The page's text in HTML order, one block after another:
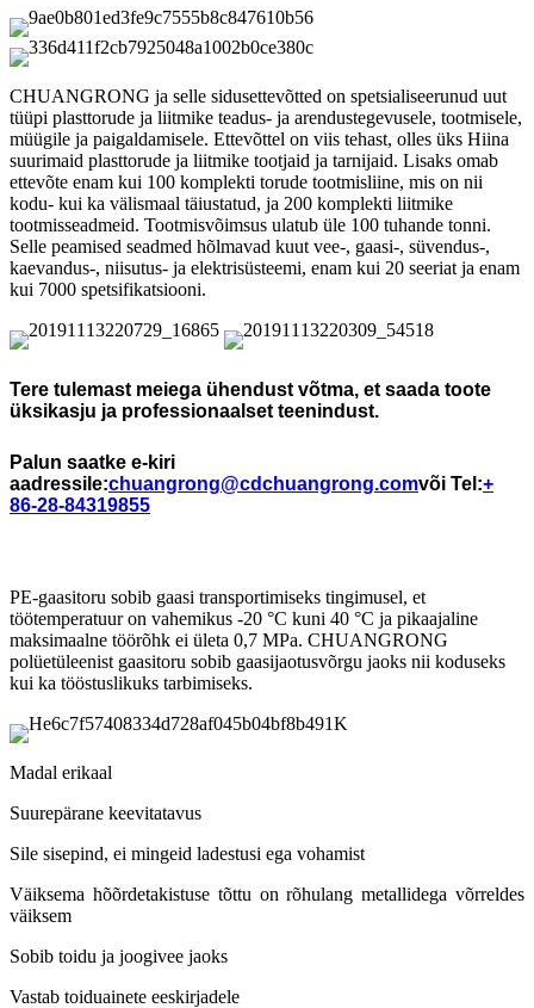
CHUANGRONG ja selle sidusettevõtted on spetsialiseerunud uut
tüüpi plasttorude ja liitmike teadus- ja arendustegevusele, tootmisele,
müügile ja paigaldamisele. Ettevõttel on viis tehast, olles üks Hiina
suurimaid plasttorude ja liitmike tootjaid ja tarnijaid. Lisaks omab
ettevõte enam kui 100 komplekti torude tootmisliine, mis on nii
kodu- kui ka välismaal täiustatud, ja 200 komplekti liitmike
tootmisseadmeid. Tootmisvõimsus ulatub üle 100 tuhande tonni.
Selle peamised seadmed hõlmavad kuut vee-, gaasi-, süvendus-,
kaevandus-, niisutus- ja elektrisüsteemi, enam kui 20 seeriat ja enam
kui 7000 spetsifikatsiooni.
Tere tulemast meiega ühendust võtma, et saada toote
üksikasju ja professionaalset teenindust.
Palun saatke e-kiri
aadressile:chuangrong@cdchuangrong.comvõi Tel:+
86-28-84319855
PE-gaasitoru sobib gaasi transportimiseks tingimusel, et
töötemperatuur on vahemikus -20 °C kuni 40 °C ja pikaajaline
maksimaalne töörõhk ei ületa 0,7 MPa. CHUANGRONG
polüetüleenist gaasitoru sobib gaasijaotusvõrgu jaoks nii koduseks
kui ka tööstuslikuks tarbimiseks.
Madal erikaal
Suurepärane keevitatavus
Sile sisepind, ei mingeid ladestusi ega vohamist
Väiksema hõõrdetakistuse tõttu on rõhulang metallidega võrreldes
väiksem
Sobib toidu ja joogivee jaoks
Vastab toiduainete eeskirjadele